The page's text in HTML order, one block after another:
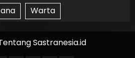
Warta
Sastranesia.id